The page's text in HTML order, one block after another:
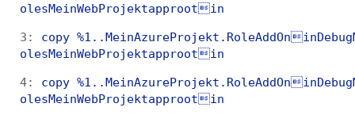
olesMeinWebProjektapprootin
3:
copy
olesMeinWebProjektapprootin
4:
copy
olesMeinWebProjektapprootin